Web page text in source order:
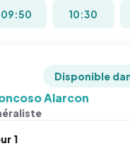
09:50 10:30
Disponible
Alarcon
1